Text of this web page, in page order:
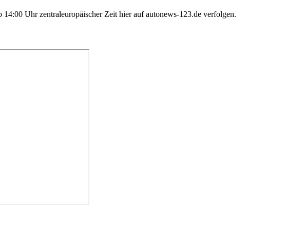
Uhr zentraleuropäischer Zeit hier auf autonews-123.de verfolgen.